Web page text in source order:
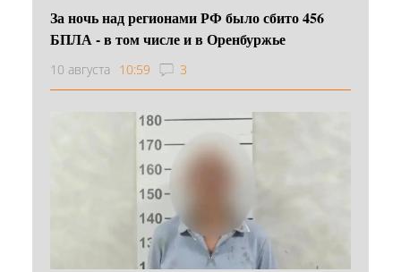
За ночь над регионами РФ было сбито 456
БПЛА - в том числе и в Оренбуржье
10 августа 10:59 3